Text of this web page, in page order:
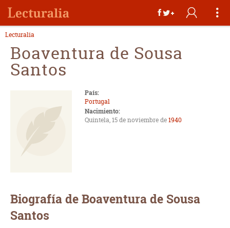
Lecturalia
Boaventura de Sousa
Santos
País:
Portugal
Nacimiento:
Quintela, 15 de noviembre de1940
Biografía de Boaventura de Sousa
Santos